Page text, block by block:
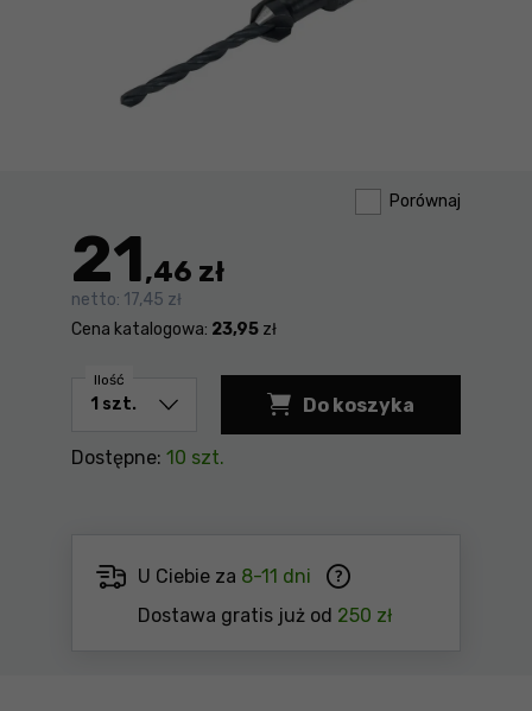
Porównaj
21,46 zł
netto: 17,45 zł
Cena katalogowa: 23,95 zł
Ilość
Do koszyka
Nawiertak z
Dostępne: 10 szt.
U Ciebie za 8-11 dni
Dostawa gratis już od 250 zł